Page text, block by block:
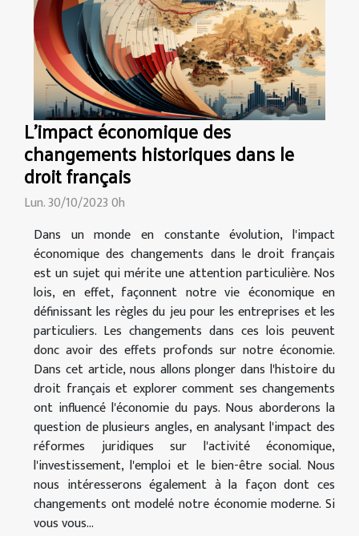
L'impact économique des
changements historiques dans le
droit français
Lun. 30/10/2023 0h
Dans un monde en constante évolution, l'impact
économique des changements dans le droit français
est un sujet qui mérite une attention particulière. Nos
lois, en effet, façonnent notre vie économique en
définissant les règles du jeu pour les entreprises et les
particuliers. Les changements dans ces lois peuvent
donc avoir des effets profonds sur notre économie.
Dans cet article, nous allons plonger dans l'histoire du
droit français et explorer comment ses changements
ont influencé l'économie du pays. Nous aborderons la
question de plusieurs angles, en analysant l'impact des
réformes juridiques sur l'activité économique,
l'investissement, l'emploi et le bien-être social. Nous
nous intéresserons également à la façon dont ces
changements ont modelé notre économie moderne. Si
vous vous...